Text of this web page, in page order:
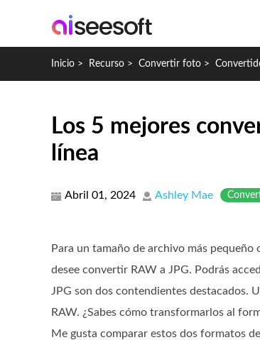
Inicio > Recurso > Convertir foto >
Los 5 mejores
línea
Abril 01, 2024 Ashley Mae
Para un tamaño de archivo más
desee convertir RAW a JPG. Podrás
JPG son dos contendientes destacados.
RAW. ¿Sabes cómo transformarlos al
Me gusta comparar estos dos formatos